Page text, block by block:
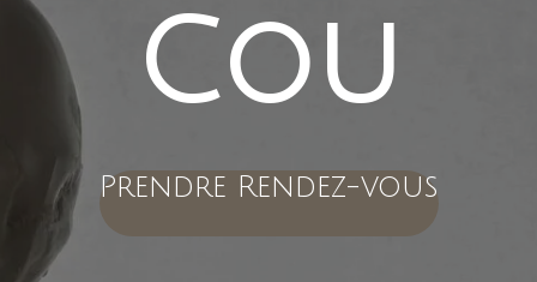
Cou
Prendre Rendez-vous